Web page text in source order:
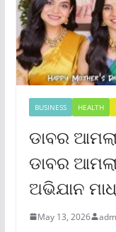
BUSINESS HEALTH
ଡାବର
ଡାବର
ଅଭିଯାନ
May 13, 2026